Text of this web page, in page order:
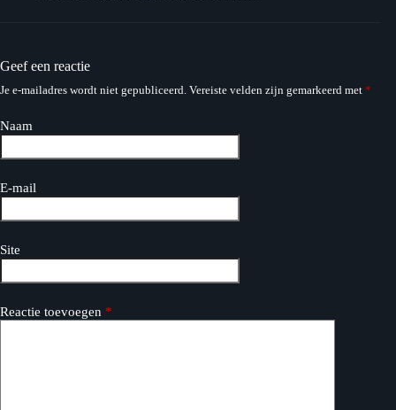
Geef een reactie
Je e-mailadres wordt niet gepubliceerd. Vereiste velden zijn gemarkeerd met *
Naam
E-mail
Site
Reactie toevoegen *